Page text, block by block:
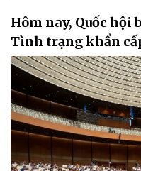
Hôm nay, Quốc hội
Tình trạng khẩn